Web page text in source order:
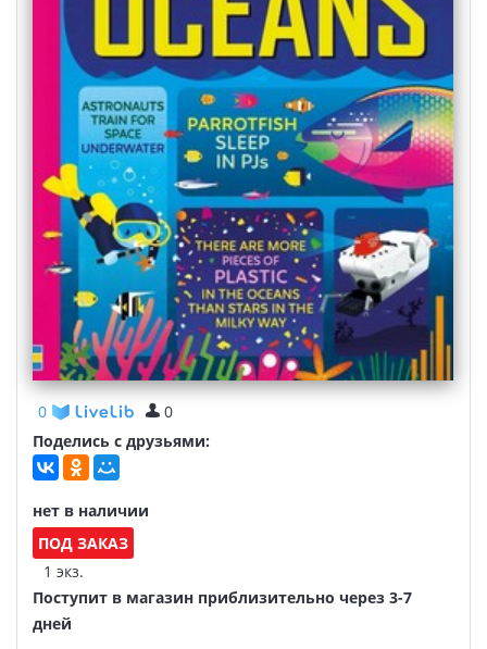
0
0
Поделись с друзьями:
нет в наличии
ПОД ЗАКАЗ
1 экз.
Поступит в магазин приблизительно через 3-7
дней